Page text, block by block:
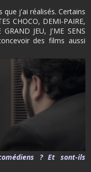
j'ai réalisés. Certains
CHOCO, DEMI-PAIRE,
JEU, J'ME SENS
des films aussi
? Et sont-ils